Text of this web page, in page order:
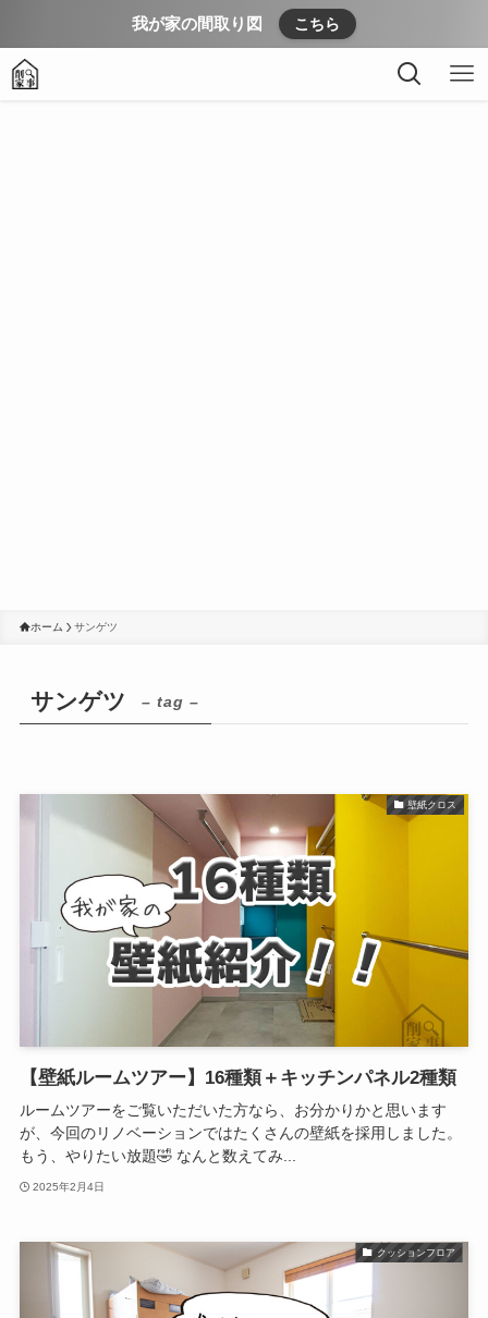
我が家の間取り図 こちら
ホーム サンゲツ
サンゲツ – tag –
壁紙クロス
【壁紙ルームツアー】16種類＋キッチンパネル2種類
ルームツアーをご覧いただいた方なら、お分かりかと思います
が、今回のリノベーションではたくさんの壁紙を採用しました。
もう、やりたい放題🤣 なんと数えてみ...
2025年2月4日
クッションフロア